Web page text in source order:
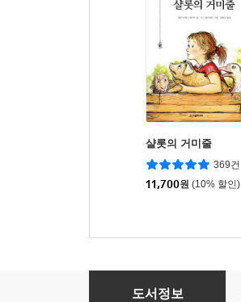
샬롯의 거미줄
369건
11,700원 (10% 할인)
어린 왕자
도서정보